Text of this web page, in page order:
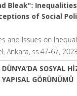
Bleak":
of Social
and Issues on
Ankara, ss.47-67, 2023
DÜNYA’DA SOSYAL
GÖRÜNÜMÜ